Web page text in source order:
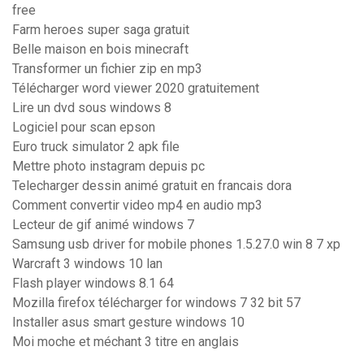
free
Farm heroes super saga gratuit
Belle maison en bois minecraft
Transformer un fichier zip en mp3
Télécharger word viewer 2020 gratuitement
Lire un dvd sous windows 8
Logiciel pour scan epson
Euro truck simulator 2 apk file
Mettre photo instagram depuis pc
Telecharger dessin animé gratuit en francais dora
Comment convertir video mp4 en audio mp3
Lecteur de gif animé windows 7
Samsung usb driver for mobile phones 1.5.27.0 win 8 7 xp
Warcraft 3 windows 10 lan
Flash player windows 8.1 64
Mozilla firefox télécharger for windows 7 32 bit 57
Installer asus smart gesture windows 10
Moi moche et méchant 3 titre en anglais